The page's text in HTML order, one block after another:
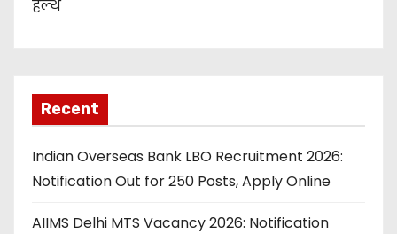
हेल्थ
Recent
Indian Overseas Bank LBO Recruitment 2026:
Notification Out for 250 Posts, Apply Online
AIIMS Delhi MTS Vacancy 2026: Notification